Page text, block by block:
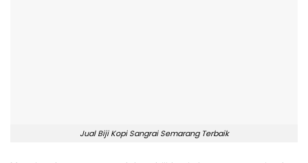
Jual Biji Kopi Sangrai Semarang Terbaik